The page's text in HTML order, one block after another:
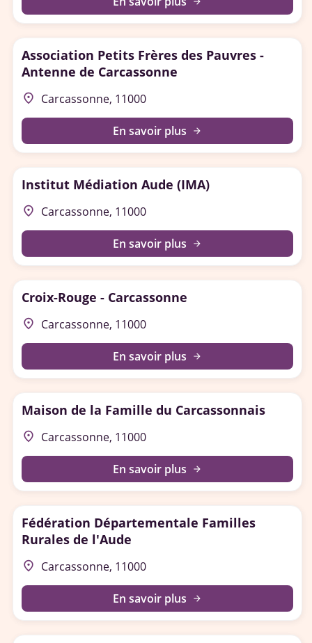
Association Petits Frères des Pauvres -
Antenne de Carcassonne
place Carcassonne, 11000
En savoir plus arrow_forward
Institut Médiation Aude (IMA)
place Carcassonne, 11000
En savoir plus arrow_forward
Croix-Rouge - Carcassonne
place Carcassonne, 11000
En savoir plus arrow_forward
Maison de la Famille du Carcassonnais
place Carcassonne, 11000
En savoir plus arrow_forward
Fédération Départementale Familles
Rurales de l'Aude
place Carcassonne, 11000
En savoir plus arrow_forward